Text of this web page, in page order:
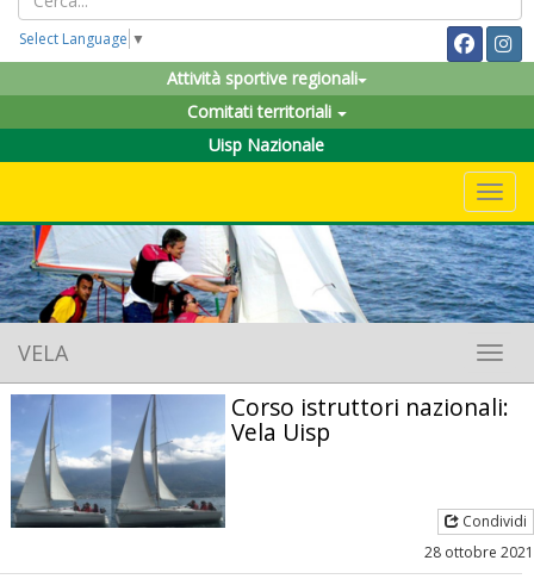
Select Language ▼
Attività sportive regionali
Comitati territoriali
Uisp Nazionale
VELA
Corso istruttori nazionali:
Vela Uisp
Condividi
28 ottobre 2021